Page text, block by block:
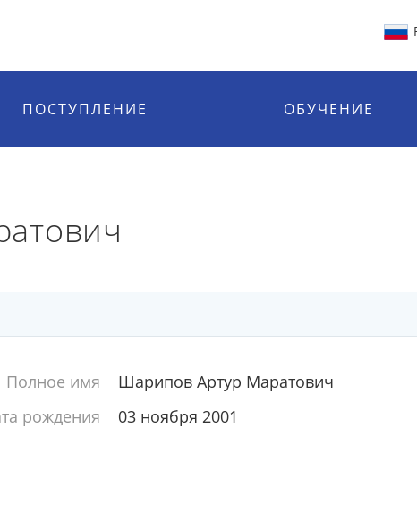
ПОСТУПЛЕНИЕ ОБУЧЕНИЕ
Полное имя
Шарипов Артур Маратович
рождения
03 ноября 2001